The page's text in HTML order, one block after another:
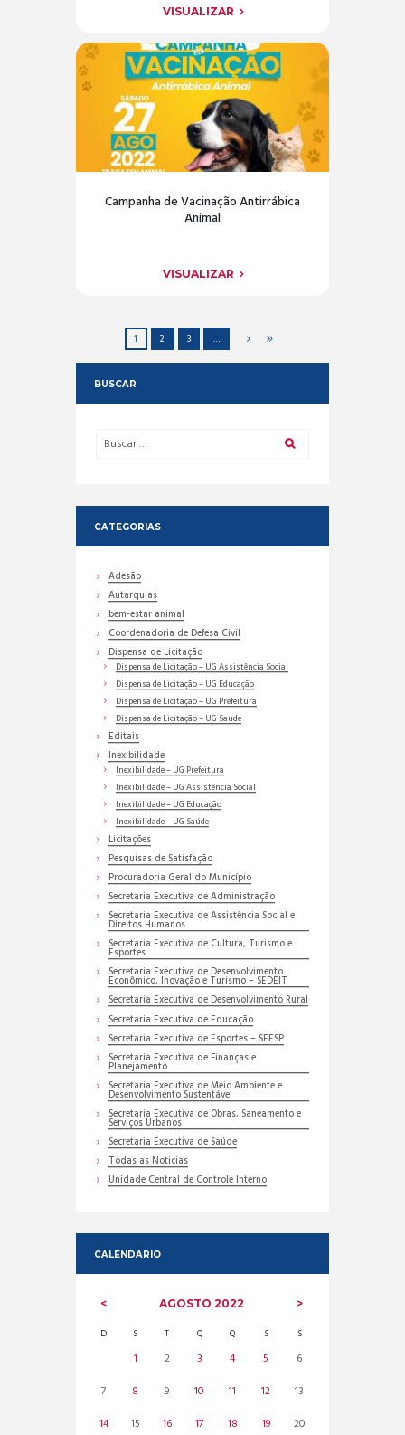
VISUALIZAR
Campanha de Vacinação Antirrábica
Animal
VISUALIZAR
1 2 3 …
BUSCAR
CATEGORIAS
Adesão
Autarquias
bem-estar animal
Coordenadoria de Defesa Civil
Dispensa de Licitação
Dispensa de Licitação – UG Assistência Social
Dispensa de Licitação – UG Educação
Dispensa de Licitação – UG Prefeitura
Dispensa de Licitação – UG Saúde
Editais
Inexibilidade
Inexibilidade – UG Prefeitura
Inexibilidade – UG Assistência Social
Inexibilidade – UG Educação
Inexibilidade – UG Saúde
Licitações
Pesquisas de Satisfação
Procuradoria Geral do Município
Secretaria Executiva de Administração
Secretaria Executiva de Assistência Social e
Direitos Humanos
Secretaria Executiva de Cultura, Turismo e
Esportes
Secretaria Executiva de Desenvolvimento
Econômico, Inovação e Turismo – SEDEIT
Secretaria Executiva de Desenvolvimento Rural
Secretaria Executiva de Educação
Secretaria Executiva de Esportes – SEESP
Secretaria Executiva de Finanças e
Planejamento
Secretaria Executiva de Meio Ambiente e
Desenvolvimento Sustentável
Secretaria Executiva de Obras, Saneamento e
Serviços Urbanos
Secretaria Executiva de Saúde
Todas as Noticias
Unidade Central de Controle Interno
CALENDARIO
AGOSTO 2022
D S T Q Q S S
1 2 3 4 5
6
7
8 9 10 11 12
13
14
15 16 17 18 19 20